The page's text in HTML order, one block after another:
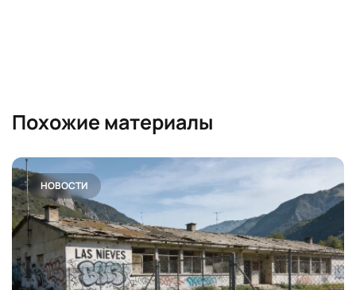
Похожие материалы
НОВОСТИ